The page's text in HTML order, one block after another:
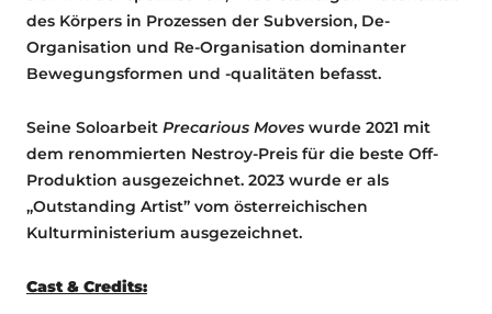
des Körpers in Prozessen der Subversion, De-
Organisation und Re-Organisation dominanter
Bewegungsformen und -qualitäten befasst.
Seine Soloarbeit Precarious Moves wurde 2021 mit
dem renommierten Nestroy-Preis für die beste Off-
Produktion ausgezeichnet. 2023 wurde er als
„Outstanding Artist” vom österreichischen
Kulturministerium ausgezeichnet.
Cast & Credits: